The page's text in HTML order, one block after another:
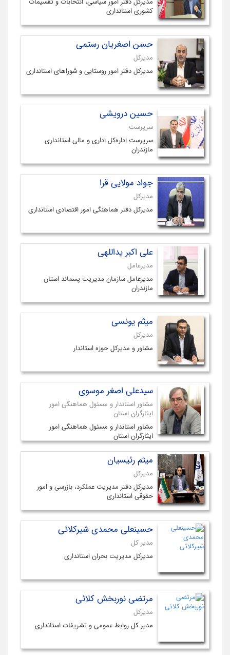
کشوری استانداری
حسن اصغریان رستمی
مدیرکل
مدیرکل دفتر امور روستایی و شوراهای استانداری
حسین درویشی
سرپرست
سرپرست اداره‌کل اداری و مالی استانداری
مازندران
جواد مولایی قرا
مدیرکل
مدیرکل دفتر هماهنگی امور اقتصادی استانداری
علی اکبر یداللهی
مدیرعامل
مدیرعامل سازمان مدیریت پسماند استان
مازندران
میثم یونسی
مدیرکل
مشاور و مدیرکل حوزه استاندار
سیدعلی اصغر موسوی
مشاور استاندار و مسئول هماهنگی امور
ایثارگران استان
مشاور استاندار و مسئول هماهنگی امور
ایثارگران استان
میثم رئیسیان
مدیرکل
مدیرکل دفتر مدیریت عملکرد، بازرسی و امور
حقوقی استانداری
حسینعلی محمدی شیرکلائی
مدیر کل
مدیرکل مدیریت بحران استانداری
مرتضی نوربخش کلائی
مدیرکل
مدیر کل روابط عمومی و تشریفات استانداری